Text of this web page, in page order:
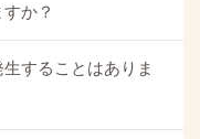
か？
することはありま